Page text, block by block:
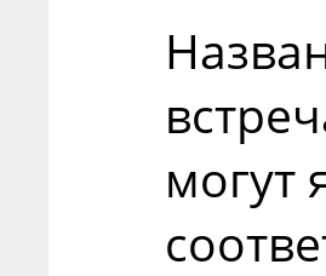
могут